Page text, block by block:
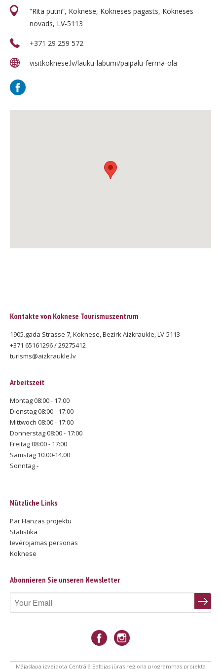
“Rīta putni”, Koknese, Kokneses pagasts, Kokneses
novads, LV-5113
+371 29 259 572
visitkoknese.lv/lauku-labumi/paipalu-ferma-ola
Kontakte von Koknese Tourismuszentrum
1905.gada Strasse 7, Koknese, Bezirk Aizkraukle, LV-5113
+371 65161296 / 29275412
turisms@aizkraukle.lv
Arbeitszeit
Montag 08:00 - 17:00
Dienstag 08:00 - 17:00
Mittwoch 08:00 - 17:00
Donnerstag 08:00 - 17:00
Freitag 08:00 - 17:00
Samstag 10.00-14.00
Sonntag -
Nützliche Links
Par Hanzas projektu
Statistika
Ievērojamas personas
Koknese
Abonnieren Sie unseren Newsletter
Mājaslapa izveidota Centrālā Baltijas jūras reģiona programmas projekta